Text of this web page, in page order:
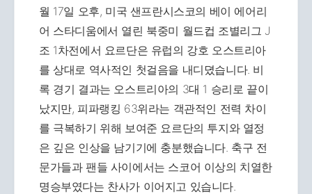
월 17일 오후, 미국 샌프란시스코의 베이 에어리
어 스타디움에서 열린 북중미 월드컵 조별리그 J
조 1차전에서 요르단은 유럽의 강호 오스트리아
를 상대로 역사적인 첫걸음을 내디뎠습니다. 비
록 경기 결과는 오스트리아의 3대 1 승리로 끝이
났지만, 피파랭킹 63위라는 객관적인 전력 차이
를 극복하기 위해 보여준 요르단의 투지와 열정
은 깊은 인상을 남기기에 충분했습니다. 축구 전
문가들과 팬들 사이에서는 스코어 이상의 치열한
명승부였다는 찬사가 이어지고 있습니다.